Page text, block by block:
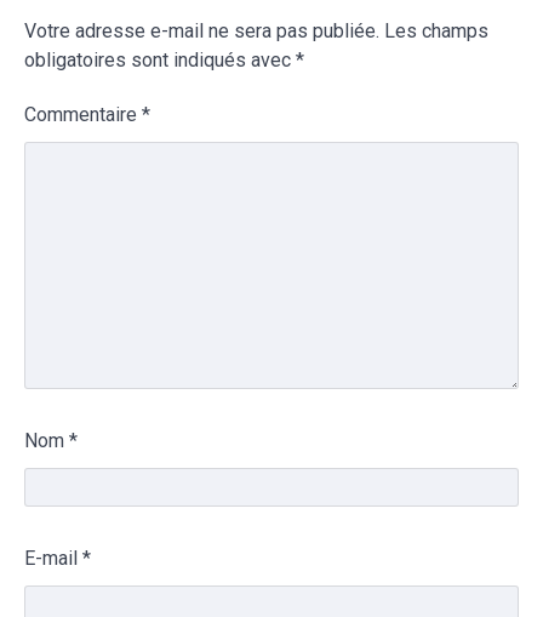
Votre adresse e-mail ne sera pas publiée. Les champs
obligatoires sont indiqués avec *
Commentaire *
Nom *
E-mail *